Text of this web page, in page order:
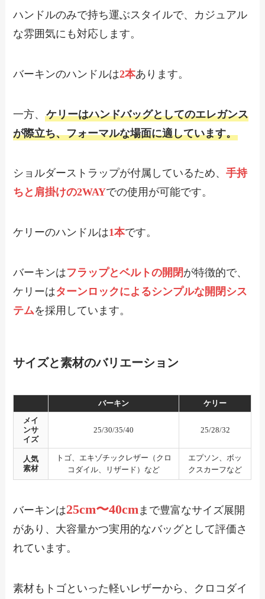
ハンドルのみで持ち運ぶスタイルで、カジュアル
な雰囲気にも対応します。
バーキンのハンドルは2本あります。
一方、ケリーはハンドバッグとしてのエレガンス
が際立ち、フォーマルな場面に適しています。
ショルダーストラップが付属しているため、手持
ちと肩掛けの2WAYでの使用が可能です。
ケリーのハンドルは1本です。
バーキンはフラップとベルトの開閉が特徴的で、
ケリーはターンロックによるシンプルな開閉シス
テムを採用しています。
サイズと素材のバリエーション
バーキン
ケリー
メイ
ンサ
イズ
25/30/35/40 25/28/32
人気
素材
トゴ、エキゾチックレザー（クロ
コダイル、リザード）など
エプソン、ボッ
クスカーフなど
バーキンは25cm〜40cmまで豊富なサイズ展開
があり、大容量かつ実用的なバッグとして評価さ
れています。
素材もトゴといった軽いレザーから、クロコダイ